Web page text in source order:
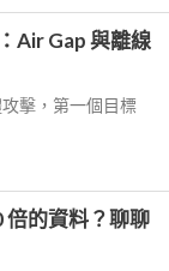
Air Gap 與離線
擊，第一個目標
倍的資料？聊聊